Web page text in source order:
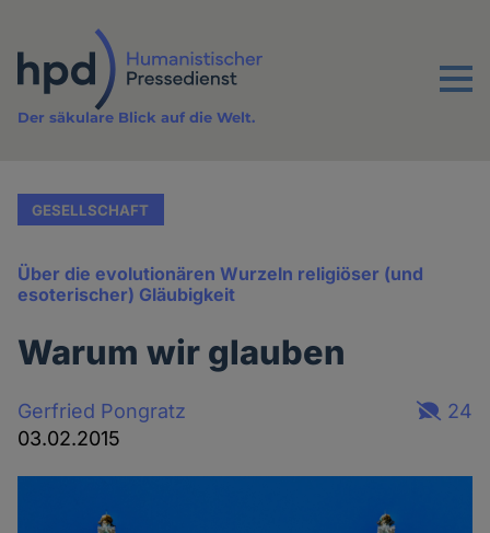
Inhalt
Menu
Der säkulare Blick auf die Welt.
GESELLSCHAFT
Über die evolutionären Wurzeln religiöser (und
esoterischer) Gläubigkeit
Warum wir glauben
Gerfried Pongratz
03.02.2015
24